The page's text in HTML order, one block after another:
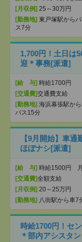
[月収例] 25～30万円
[勤務地] 東戸塚駅から
ス7分
1,700円！土日は
迎＊事務[派遣]
[給 与] 時給1700円
[交通費]交通費支給
[勤務地] 海浜幕張駅か
バス15分
【9月開始】車
ほぼナシ[派遣]
[給 与] 時給1500円
[交通費]全額支給
[月収例] 20～25万円
[勤務地] 八街駅から車7
時給1700円！セ
＊部内アシスタ